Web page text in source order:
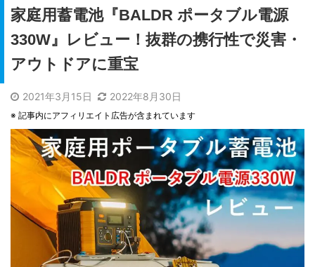
家庭用蓄電池『BALDR ポータブル電源
330W』レビュー！抜群の携行性で災害・
アウトドアに重宝
2021年3月15日 2022年8月30日
※ 記事内にアフィリエイト広告が含まれています